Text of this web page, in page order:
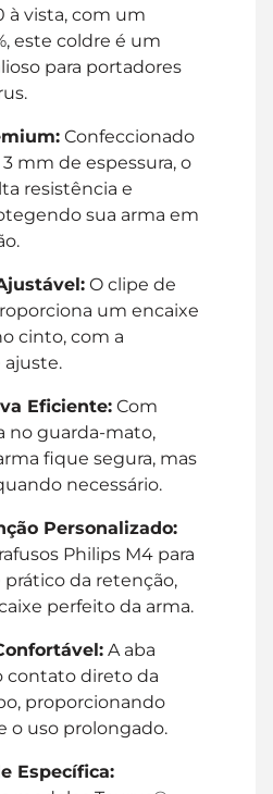
à vista, com um
este coldre é um
para portadores
Confeccionado
mm de espessura, o
resistência e
sua arma em
O clipe de
um encaixe
cinto, com a
ajuste.
Eficiente: Com
no guarda-mato,
fique segura, mas
necessário.
Personalizado:
Philips M4 para
da retenção,
perfeito da arma.
A aba
contato direto da
proporcionando
o uso prolongado.
Específica: